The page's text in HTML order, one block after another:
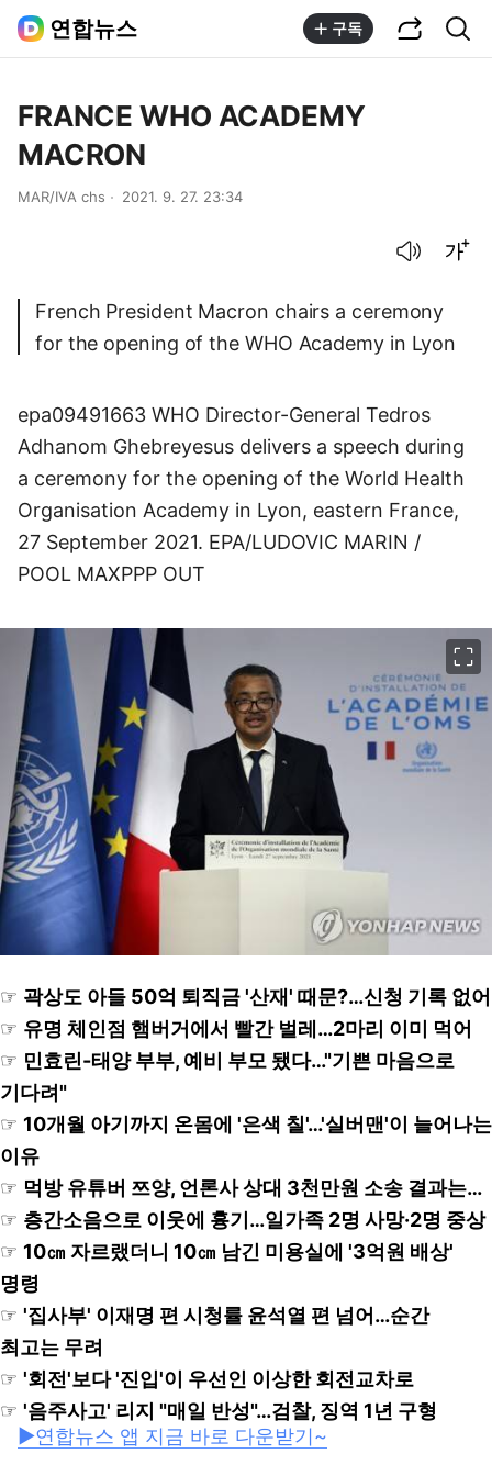
연합뉴스 구독
FRANCE WHO ACADEMY
MACRON
MAR/IVA chs 2021. 9. 27. 23:34
French President Macron chairs a ceremony
for the opening of the WHO Academy in Lyon
epa09491663 WHO Director-General Tedros
Adhanom Ghebreyesus delivers a speech during
a ceremony for the opening of the World Health
Organisation Academy in Lyon, eastern France,
27 September 2021. EPA/LUDOVIC MARIN /
POOL MAXPPP OUT
☞ 곽상도 아들 50억 퇴직금 '산재' 때문?…신청 기록 없어
☞ 유명 체인점 햄버거에서 빨간 벌레…2마리 이미 먹어
☞ 민효린-태양 부부, 예비 부모 됐다…"기쁜 마음으로
기다려"
☞ 10개월 아기까지 온몸에 '은색 칠'…'실버맨'이 늘어나는
이유
☞ 먹방 유튜버 쯔양, 언론사 상대 3천만원 소송 결과는…
☞ 층간소음으로 이웃에 흉기…일가족 2명 사망·2명 중상
☞ 10㎝ 자르랬더니 10㎝ 남긴 미용실에 '3억원 배상'
명령
☞ '집사부' 이재명 편 시청률 윤석열 편 넘어…순간
최고는 무려
☞ '회전'보다 '진입'이 우선인 이상한 회전교차로
☞ '음주사고' 리지 "매일 반성"…검찰, 징역 1년 구형
▶연합뉴스 앱 지금 바로 다운받기~